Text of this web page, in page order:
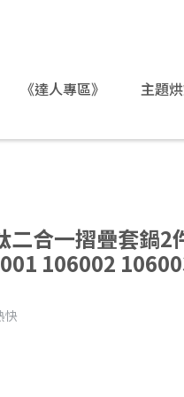
《達人專區》 主題
二合一摺疊套鍋2
106002
快